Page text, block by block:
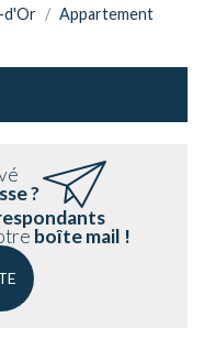
d'Or
Appartement
?
boîte mail !